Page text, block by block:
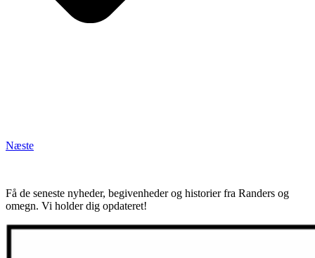
Næste
Få de seneste nyheder, begivenheder og historier fra Randers og
omegn. Vi holder dig opdateret!